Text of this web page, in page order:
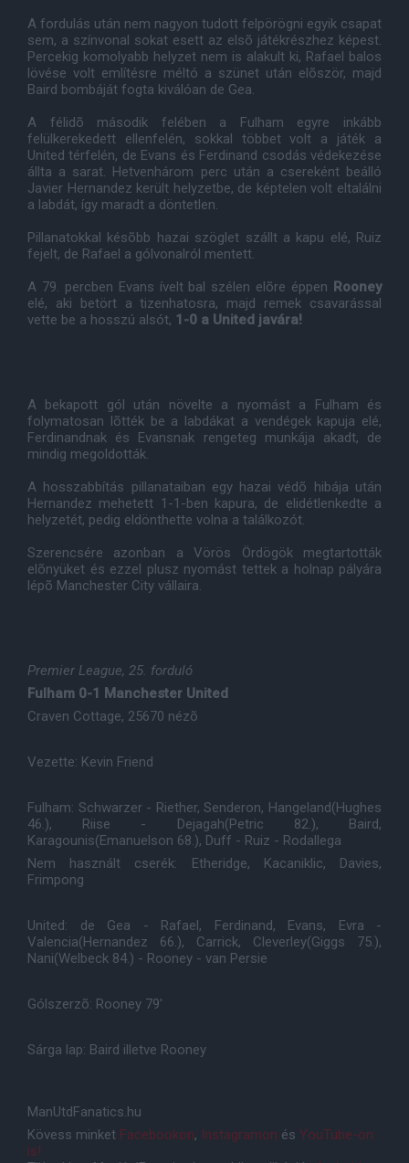
A fordulás után nem nagyon tudott felpörögni egyik csapat
sem, a színvonal sokat esett az elsõ játékrészhez képest.
Percekig komolyabb helyzet nem is alakult ki, Rafael balos
lövése volt említésre méltó a szünet után elõször, majd
Baird bombáját fogta kiválóan de Gea.
A félidõ második felében a Fulham egyre inkább
felülkerekedett ellenfelén, sokkal többet volt a játék a
United térfelén, de Evans és Ferdinand csodás védekezése
állta a sarat. Hetvenhárom perc után a csereként beálló
Javier Hernandez került helyzetbe, de képtelen volt eltalálni
a labdát, így maradt a döntetlen.
Pillanatokkal késõbb hazai szöglet szállt a kapu elé, Ruiz
fejelt, de Rafael a gólvonalról mentett.
A 79. percben Evans ívelt bal szélen elõre éppen Rooney
elé, aki betört a tizenhatosra, majd remek csavarással
vette be a hosszú alsót, 1-0 a United javára!
A bekapott gól után növelte a nyomást a Fulham és
folymatosan lõtték be a labdákat a vendégek kapuja elé,
Ferdinandnak és Evansnak rengeteg munkája akadt, de
mindig megoldották.
A hosszabbítás pillanataiban egy hazai védõ hibája után
Hernandez mehetett 1-1-ben kapura, de elidétlenkedte a
helyzetét, pedig eldönthette volna a találkozót.
Szerencsére azonban a Vörös Ördögök megtartották
elõnyüket és ezzel plusz nyomást tettek a holnap pályára
lépõ Manchester City vállaira.
Premier League, 25. forduló
Fulham 0-1 Manchester United
Craven Cottage, 25670 nézõ
Vezette: Kevin Friend
Fulham: Schwarzer - Riether, Senderon, Hangeland(Hughes
46.), Riise - Dejagah(Petric 82.), Baird,
Karagounis(Emanuelson 68.), Duff - Ruiz - Rodallega
Nem használt cserék: Etheridge, Kacaniklic, Davies,
Frimpong
United: de Gea - Rafael, Ferdinand, Evans, Evra -
Valencia(Hernandez 66.), Carrick, Cleverley(Giggs 75.),
Nani(Welbeck 84.) - Rooney - van Persie
Gólszerzõ: Rooney 79'
Sárga lap: Baird illetve Rooney
ManUtdFanatics.hu
Kövess minket Facebookon, Instagramon és YouTube-on
is!